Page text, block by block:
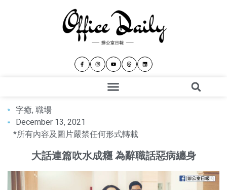
字癒, 職場
December 13, 2021
*所有內容及圖片嚴禁任何形式轉載
大話連篇吹水成癮 為辭職話惡病纏身